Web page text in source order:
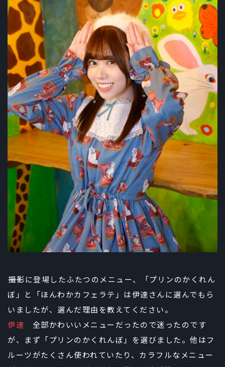
――撮影に登場したふたつのメニュー、「プリンのかくれん
ぼ」と「ほんわかカフェラテ」は伊達さんに選んでもら
いましたが、選んだ理由を教えてください。
伊達 全部かわいいメニューだったので迷ったのです
が、まず「プリンのかくれんぼ」を選びました。他はフ
ルーツがたくさん使われていたり、カラフルなメニュー